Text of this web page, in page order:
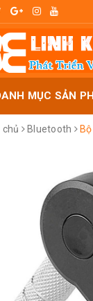
MỤC SẢN
chủ Bluetooth